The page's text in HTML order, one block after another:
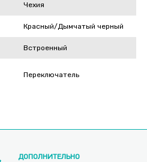
Чехия
Красный/Дымчатый черный
Встроенный
Переключатель
ДОПОЛНИТЕЛЬНО